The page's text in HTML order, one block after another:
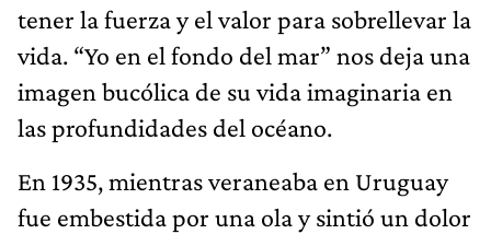
tener la fuerza y el valor para sobrellevar la
vida. “Yo en el fondo del mar” nos deja una
imagen bucólica de su vida imaginaria en
las profundidades del océano.
En 1935, mientras veraneaba en Uruguay
fue embestida por una ola y sintió un dolor